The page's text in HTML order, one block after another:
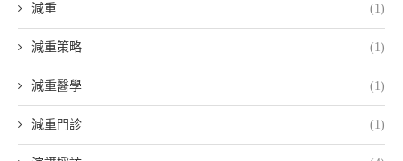
減重 (1)
減重策略 (1)
減重醫學 (1)
減重門診 (1)